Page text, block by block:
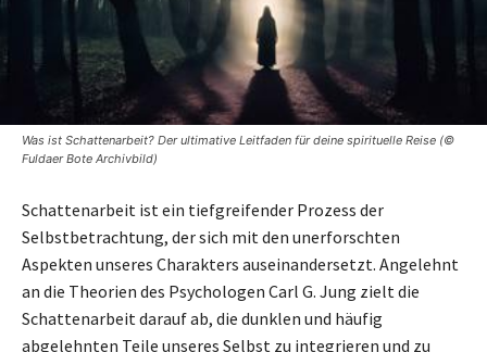
Was ist Schattenarbeit? Der ultimative Leitfaden für deine spirituelle Reise (©
Fuldaer Bote Archivbild)
Schattenarbeit ist ein tiefgreifender Prozess der
Selbstbetrachtung, der sich mit den unerforschten
Aspekten unseres Charakters auseinandersetzt. Angelehnt
an die Theorien des Psychologen Carl G. Jung zielt die
Schattenarbeit darauf ab, die dunklen und häufig
abgelehnten Teile unseres Selbst zu integrieren und zu